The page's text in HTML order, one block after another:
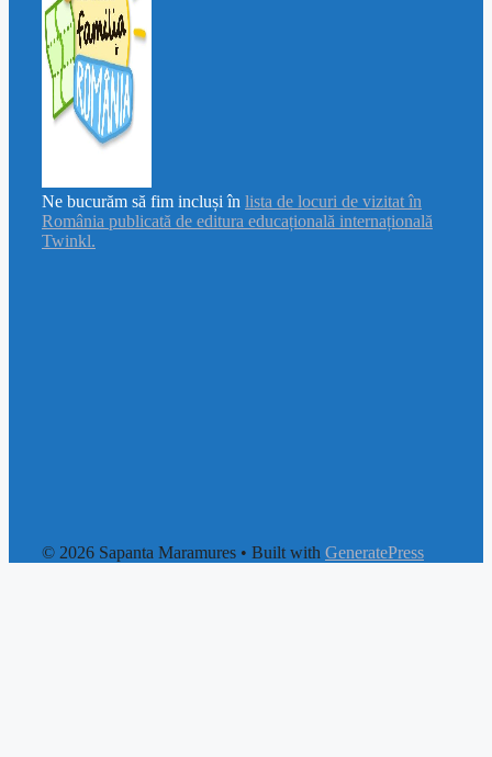
Ne bucurăm să fim incluși în lista de locuri de vizitat în
România publicată de editura educațională internațională
Twinkl.
© 2026 Sapanta Maramures • Built with GeneratePress